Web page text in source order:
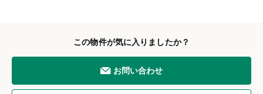
この物件が気に入りましたか？
お問い合わせ